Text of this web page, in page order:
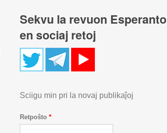
Sekvu la revuon Esperanto
en sociaj retoj
Sciigu min pri la novaj publikaĵoj
Retpoŝto *